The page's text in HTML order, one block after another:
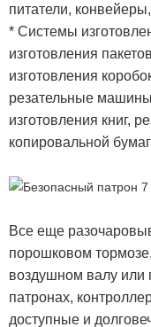
питатели,
* Системы
изготовления
изготовления
резательные
изготовления книг,
копировальной
Все еще
порошковом
воздушном валу или
патронах,
доступные и